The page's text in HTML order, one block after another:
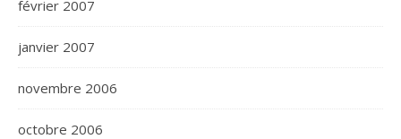
février 2007
janvier 2007
novembre 2006
octobre 2006